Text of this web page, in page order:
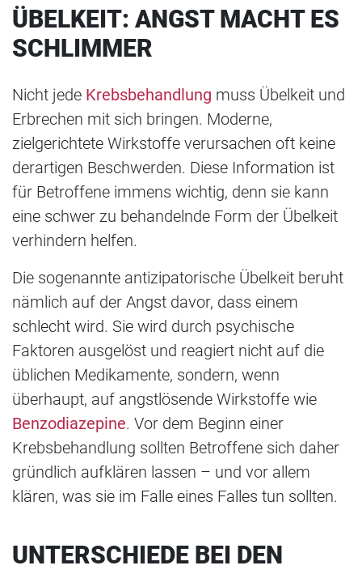
ÜBELKEIT: ANGST MACHT ES
SCHLIMMER
Nicht jede Krebsbehandlung muss Übelkeit und
Erbrechen mit sich bringen. Moderne,
zielgerichtete Wirkstoffe verursachen oft keine
derartigen Beschwerden. Diese Information ist
für Betroffene immens wichtig, denn sie kann
eine schwer zu behandelnde Form der Übelkeit
verhindern helfen.
Die sogenannte antizipatorische Übelkeit beruht
nämlich auf der Angst davor, dass einem
schlecht wird. Sie wird durch psychische
Faktoren ausgelöst und reagiert nicht auf die
üblichen Medikamente, sondern, wenn
überhaupt, auf angstlösende Wirkstoffe wie
Benzodiazepine. Vor dem Beginn einer
Krebsbehandlung sollten Betroffene sich daher
gründlich aufklären lassen – und vor allem
klären, was sie im Falle eines Falles tun sollten.
UNTERSCHIEDE BEI DEN